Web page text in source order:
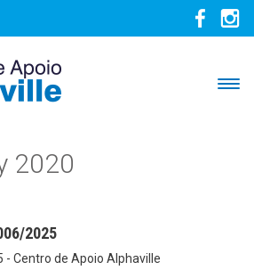
2020
2025
- Centro de Apoio Alphaville